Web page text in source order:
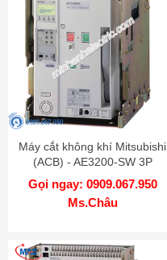
Máy cắt không khí Mitsubishi
(ACB) - AE3200-SW 3P
3200A 100kA DR
Gọi ngay: 0909.067.950
Ms.Châu